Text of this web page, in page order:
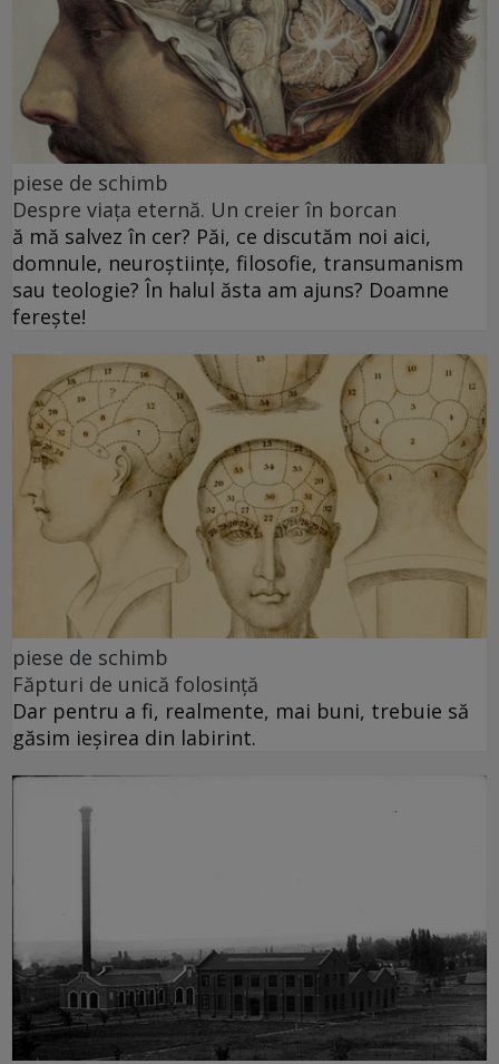
piese de schimb
Despre viața eternă. Un creier în borcan
ă mă salvez în cer? Păi, ce discutăm noi aici,
domnule, neuroștiințe, filosofie, transumanism
sau teologie? În halul ăsta am ajuns? Doamne
ferește!
piese de schimb
Făpturi de unică folosință
Dar pentru a fi, realmente, mai buni, trebuie să
găsim ieșirea din labirint.